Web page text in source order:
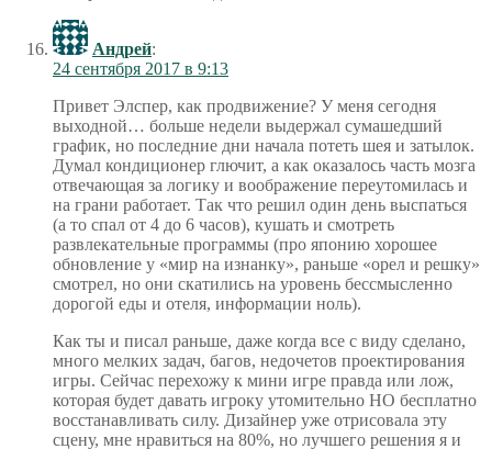
Андрей:
24 сентября 2017 в 9:13
Привет Элспер, как продвижение? У меня сегодня
выходной… больше недели выдержал сумашедший
график, но последние дни начала потеть шея и затылок.
Думал кондиционер глючит, а как оказалось часть мозга
отвечающая за логику и воображение переутомилась и
на грани работает. Так что решил один день выспаться
(а то спал от 4 до 6 часов), кушать и смотреть
развлекательные программы (про японию хорошее
обновление у «мир на изнанку», раньше «орел и решку»
смотрел, но они скатились на уровень бессмысленно
дорогой еды и отеля, информации ноль).
Как ты и писал раньше, даже когда все с виду сделано,
много мелких задач, багов, недочетов проектирования
игры. Сейчас перехожу к мини игре правда или лож,
которая будет давать игроку утомительно НО бесплатно
восстанавливать силу. Дизайнер уже отрисовала эту
сцену, мне нравиться на 80%, но лучшего решения я и